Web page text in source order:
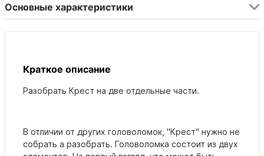
Основные характеристики
Краткое описание
Разобрать Крест на две отдельные части.
В отличии от других головоломок, "Крест" нужно не
собрать а разобрать. Головоломка состоит из двух